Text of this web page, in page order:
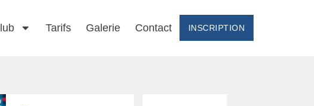
Tarifs Galerie Contact INSCRIPTION